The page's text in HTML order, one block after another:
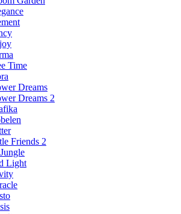
Time
Dreams
Dreams 2
Friends 2
Light